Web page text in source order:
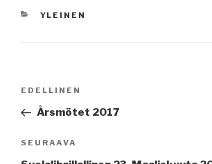
KATEGORIAT
YLEINEN
selaus
Edellinen
artikkeli
EDELLINEN
Årsmötet 2017
Seuraava
artikkeli
SEURAAVA